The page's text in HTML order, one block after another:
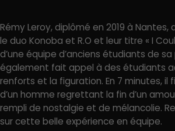
Rémy Leroy, diplômé en 2019 à Nantes,
le duo Konoba et R.O et leur titre « I
d’une équipe d’anciens étudiants de
également fait appel à des étudiants
renforts et la figuration. En 7 minutes, il
d’un homme regrettant la fin d’un
rempli de nostalgie et de mélancolie.
sur cette belle expérience en équipe.